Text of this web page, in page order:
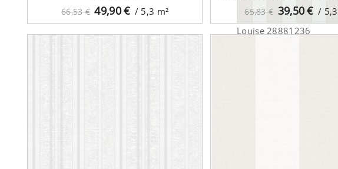
Louise 28881236
66,53 € 49,90€ / 5,3 m²
65,83 € 39,50€ / 5,3